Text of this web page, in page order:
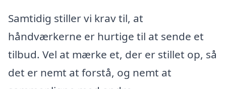
Samtidig stiller vi krav til, at
håndværkerne er hurtige til at sende et
tilbud. Vel at mærke et, der er stillet op, så
det er nemt at forstå, og nemt at